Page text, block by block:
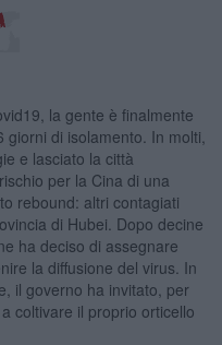
la gente è finalmente
giorni di isolamento. In molti,
e lasciato la città
per la Cina di una
rebound: altri contagiati
di Hubei. Dopo decine
ha deciso di assegnare
la diffusione del virus. In
il governo ha invitato, per
coltivare il proprio orticello